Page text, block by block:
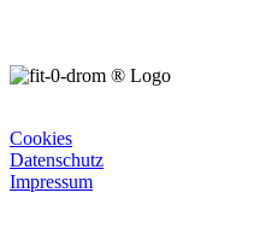
Cookies
Datenschutz
Impressum